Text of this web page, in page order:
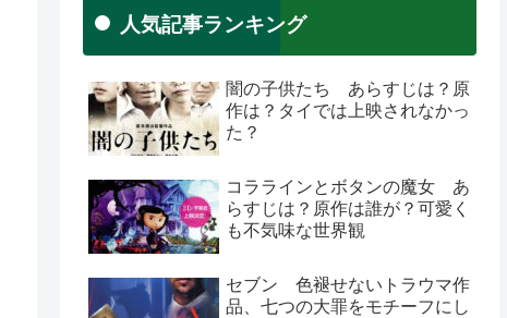
人気記事ランキング
闇の子供たち あらすじは？原
作は？タイでは上映されなかっ
た？
コララインとボタンの魔女 あ
らすじは？原作は誰が？可愛く
も不気味な世界観
セブン 色褪せないトラウマ作
品、七つの大罪をモチーフにし